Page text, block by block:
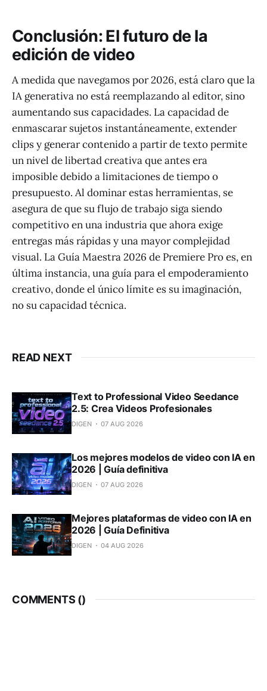
Conclusión: El futuro de la
edición de video
A medida que navegamos por 2026, está claro que la
IA generativa no está reemplazando al editor, sino
aumentando sus capacidades. La capacidad de
enmascarar sujetos instantáneamente, extender
clips y generar contenido a partir de texto permite
un nivel de libertad creativa que antes era
imposible debido a limitaciones de tiempo o
presupuesto. Al dominar estas herramientas, se
asegura de que su flujo de trabajo siga siendo
competitivo en una industria que ahora exige
entregas más rápidas y una mayor complejidad
visual. La Guía Maestra 2026 de Premiere Pro es, en
última instancia, una guía para el empoderamiento
creativo, donde el único límite es su imaginación,
no su capacidad técnica.
READ NEXT
Text to Professional Video Seedance
2.5: Crea Videos Profesionales
DIGEN 07 AUG 2026
Los mejores modelos de video con IA en
2026 | Guía definitiva
DIGEN 07 AUG 2026
Mejores plataformas de video con IA en
2026 | Guía Definitiva
DIGEN 04 AUG 2026
COMMENTS ()